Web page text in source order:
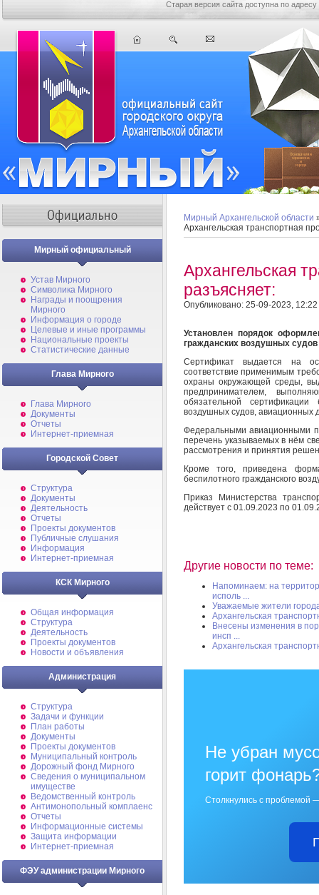
Старая версия сайта доступна по адресу
Мирный официальный
Устав Мирного
Символика Мирного
Награды и поощрения
Мирного
Информация о городе
Целевые и иные программы
Национальные проекты
Статистические данные
Глава Мирного
Глава Мирного
Документы
Отчеты
Интернет-приемная
Городской Совет
Структура
Документы
Деятельность
Отчеты
Проекты документов
Публичные слушания
Информация
Интернет-приемная
КСК Мирного
Общая информация
Структура
Деятельность
Проекты документов
Новости и объявления
Администрация
Структура
Задачи и функции
План работы
Документы
Проекты документов
Муниципальный контроль
Дорожный фонд Мирного
Cведения о муниципальном
имуществе
Ведомственный контроль
Антимонопольный комплаенс
Отчеты
Информационные системы
Защита информации
Интернет-приемная
ФЭУ администрации Мирного
Мирный Архангельской области
Архангельская транспортная
Архангельская
разъясняет:
Опубликовано: 25-09-2023, 12:22
Установлен порядок
гражданских воздушных
Сертификат выдается на
соответствие применимым
охраны окружающей среды,
предпринимателем,
обязательной сертификации
воздушных судов, авиационных
Федеральными авиационными
перечень указываемых в нём
рассмотрения и принятия
Кроме того, приведена
беспилотного гражданского
Приказ Министерства
действует с 01.09.2023 по
Другие новости по теме:
Напоминаем: на
исполь ...
Уважаемые жители
Архангельская
Внесены изменения в
инсп ...
Архангельская
Не убран
горит
Столкнулись с проблемой